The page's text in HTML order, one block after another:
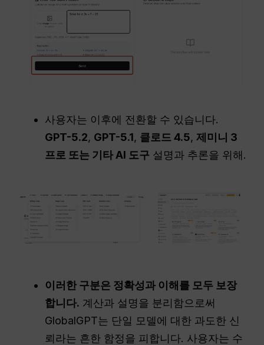
사용자는 이후에 전환할 수 있습니다.
GPT-5.2, GPT-5.1, 클로드 4.5,제미니 3
프로 또는 기타 AI 도구 설명과 추론을 위해.
이러한 구분은 정확성과 이해를 모두 보장
합니다. 계산과 설명을 분리함으로써
GlobalGPT는 단일 모델에 대한 과도한 신
뢰라는 흔한 함정을 피합니다. 사용자는 수